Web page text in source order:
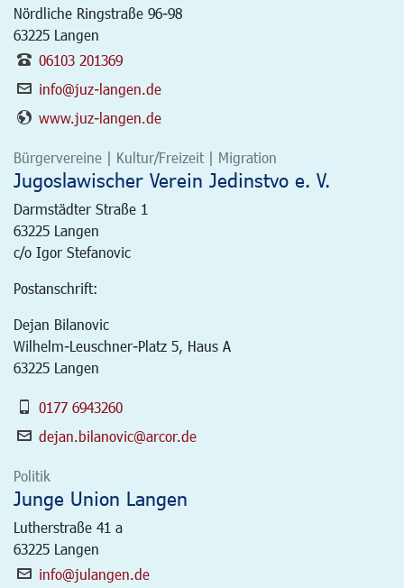
Nördliche Ringstraße 96-98
63225 Langen
06103 201369
info@juz-langen.de
www.juz-langen.de
Bürgervereine | Kultur/Freizeit | Migration
Jugoslawischer Verein Jedinstvo e. V.
Darmstädter Straße 1
63225 Langen
c/o Igor Stefanovic
Postanschrift:
Dejan Bilanovic
Wilhelm-Leuschner-Platz 5, Haus A
63225 Langen
0177 6943260
dejan.bilanovic@arcor.de
Politik
Junge Union Langen
Lutherstraße 41 a
63225 Langen
info@julangen.de